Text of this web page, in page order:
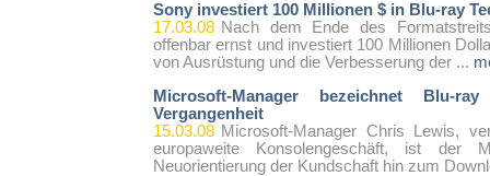
Sony investiert 100 Millionen $ in Blu-ray
17.03.08 Nach dem Ende des
offenbar ernst und investiert 100 Millionen
von Ausrüstung und die Verbesserung der ...
Microsoft-Manager bezeichnet Blu-
Vergangenheit
15.03.08 Microsoft-Manager Chris Lewis,
europaweite Konsolengeschäft, ist der
Neuorientierung der Kundschaft hin zum